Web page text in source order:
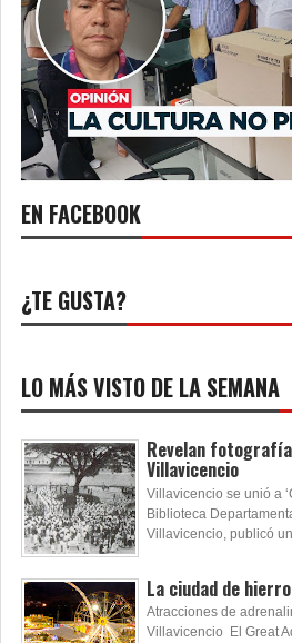
EN FACEBOOK
¿TE GUSTA?
LO MÁS VISTO DE LA SEMANA
Revelan
Villavicencio
Villavicencio se unió a
Biblioteca
Villavicencio, publicó
La ciudad de
Atracciones de
Villavicencio El Great